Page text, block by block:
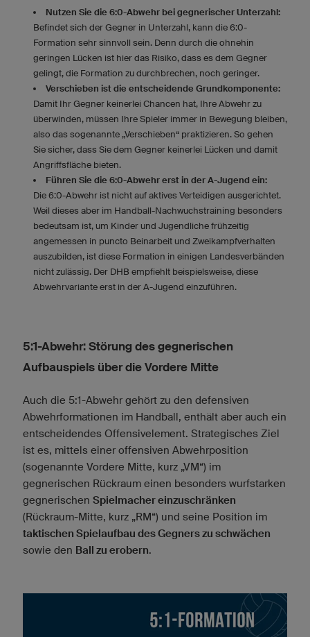
Nutzen Sie die 6:0-Abwehr bei gegnerischer Unterzahl:
Befindet sich der Gegner in Unterzahl, kann die 6:0-
Formation sehr sinnvoll sein. Denn durch die ohnehin
geringen Lücken ist hier das Risiko, dass es dem Gegner
gelingt, die Formation zu durchbrechen, noch geringer.
Verschieben ist die entscheidende Grundkomponente:
Damit Ihr Gegner keinerlei Chancen hat, Ihre Abwehr zu
überwinden, müssen Ihre Spieler immer in Bewegung bleiben,
also das sogenannte „Verschieben“ praktizieren. So gehen
Sie sicher, dass Sie dem Gegner keinerlei Lücken und damit
Angriffsfläche bieten.
Führen Sie die 6:0-Abwehr erst in der A-Jugend ein:
Die 6:0-Abwehr ist nicht auf aktives Verteidigen ausgerichtet.
Weil dieses aber im Handball-Nachwuchstraining besonders
bedeutsam ist, um Kinder und Jugendliche frühzeitig
angemessen in puncto Beinarbeit und Zweikampfverhalten
auszubilden, ist diese Formation in einigen Landesverbänden
nicht zulässig. Der DHB empfiehlt beispielsweise, diese
Abwehrvariante erst in der A-Jugend einzuführen.
5:1-Abwehr: Störung des gegnerischen
Aufbauspiels über die Vordere Mitte
Auch die 5:1-Abwehr gehört zu den defensiven
Abwehrformationen im Handball, enthält aber auch ein
entscheidendes Offensivelement. Strategisches Ziel
ist es, mittels einer offensiven Abwehrposition
(sogenannte Vordere Mitte, kurz „VM“) im
gegnerischen Rückraum einen besonders wurfstarken
gegnerischen Spielmacher einzuschränken
(Rückraum-Mitte, kurz „RM“) und seine Position im
taktischen Spielaufbau des Gegners zu schwächen
sowie den Ball zu erobern.